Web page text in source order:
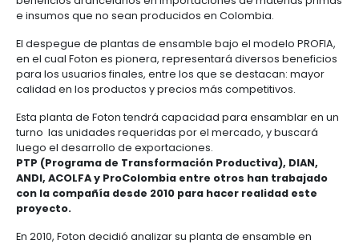
busca fortalecer la presencia de la marca en el
“Durante los últimos años el crecimiento de Foton
Colombia ha superado el 52% anual, cifra que
productos que ofrecemos a los clientes. Es por
hemos decidido apostarle al país y a su sector
esta planta de ensamble. Tenemos gran confianza
Colombia y esperamos que nuestra planta se
como un motor de desarrollo e industrialización
puntualizó Ricardo Molina, Gerente general de
Colombia.